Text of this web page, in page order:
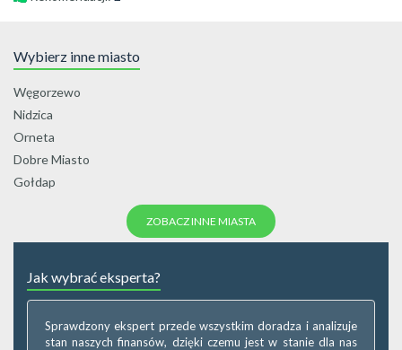
Wybierz inne miasto
Węgorzewo
Nidzica
Orneta
Dobre Miasto
Gołdap
ZOBACZ INNE MIASTA
Jak wybrać eksperta?
Sprawdzony ekspert przede wszystkim doradza i analizuje
stan naszych finansów, dzięki czemu jest w stanie dla nas